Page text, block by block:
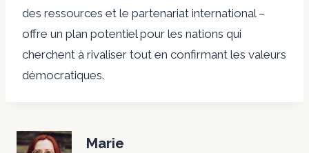
des ressources et le partenariat international –
offre un plan potentiel pour les nations qui
cherchent à rivaliser tout en confirmant les valeurs
démocratiques.
Marie